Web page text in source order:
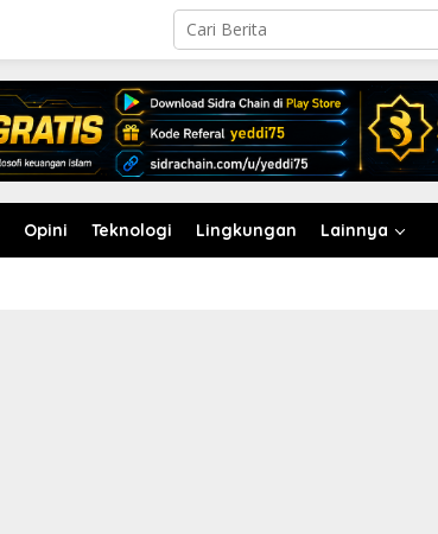
Opini Teknologi Lingkungan Lainnya